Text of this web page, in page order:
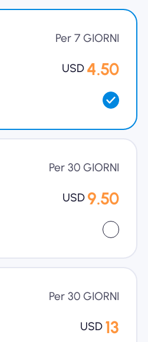
Per 7 GIORNI
USD 4.50
Per 30 GIORNI
USD 9.50
Per 30 GIORNI
USD 13